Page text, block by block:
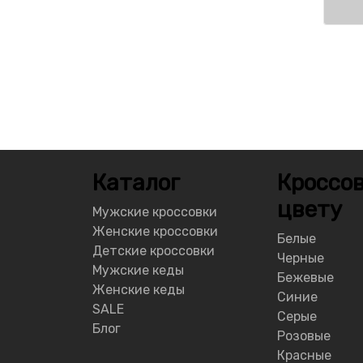
Каталог
Мужские кроссовки
Женские кроссовки
Детские кроссовки
Мужские кеды
Женские кеды
SALE
Блог
цвету
Белые
Черные
Бежевые
Синие
Серые
Розовые
Красные